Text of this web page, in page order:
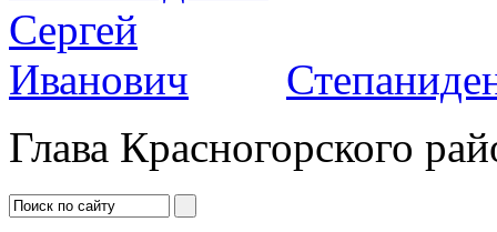
Глава Красногорского